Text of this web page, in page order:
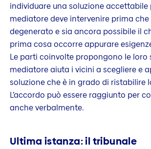
individuare una soluzione accettabile
mediatore deve intervenire prima
degenerato e sia ancora possibile il
prima cosa occorre appurare
Le parti coinvolte propongono le loro
mediatore aiuta i vicini a scegliere e
soluzione che è in grado di ristabilire
L’accordo può essere raggiunto per
anche verbalmente.
Ultima istanza: il tribunale